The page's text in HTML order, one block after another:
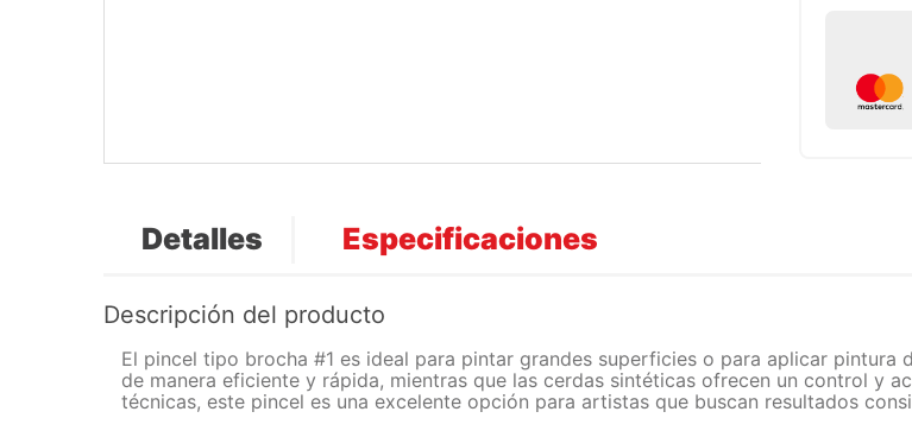
Detalles Especificaciones
Descripción del producto
El pincel tipo brocha #1 es ideal para pintar grandes superficies o para aplicar
de manera eficiente y rápida, mientras que las cerdas sintéticas ofrecen un control y
técnicas, este pincel es una excelente opción para artistas que buscan resultados